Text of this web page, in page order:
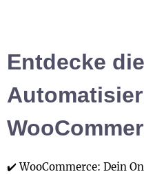
Entdecke
✔️ WooCommerce: Dein